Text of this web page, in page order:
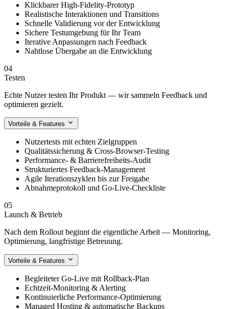
Klickbarer High-Fidelity-Prototyp
Realistische Interaktionen und Transitions
Schnelle Validierung vor der Entwicklung
Sichere Testumgebung für Ihr Team
Iterative Anpassungen nach Feedback
Nahtlose Übergabe an die Entwicklung
04
Testen
Echte Nutzer testen Ihr Produkt — wir sammeln Feedback und
optimieren gezielt.
Vorteile & Features
Nutzertests mit echten Zielgruppen
Qualitätssicherung & Cross-Browser-Testing
Performance- & Barrierefreiheits-Audit
Strukturiertes Feedback-Management
Agile Iterationszyklen bis zur Freigabe
Abnahmeprotokoll und Go-Live-Checkliste
05
Launch & Betrieb
Nach dem Rollout beginnt die eigentliche Arbeit — Monitoring,
Optimierung, langfristige Betreuung.
Vorteile & Features
Begleiteter Go-Live mit Rollback-Plan
Echtzeit-Monitoring & Alerting
Kontinuierliche Performance-Optimierung
Managed Hosting & automatische Backups